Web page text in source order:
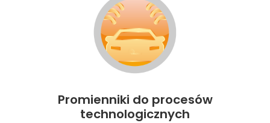
Promienniki do procesów
technologicznych